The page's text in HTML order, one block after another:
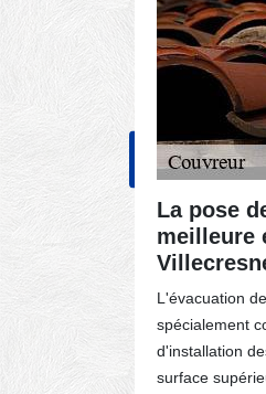
NOS
par
toits
La pose
meilleure
L'évacuation
spécialement
d'installation
surface